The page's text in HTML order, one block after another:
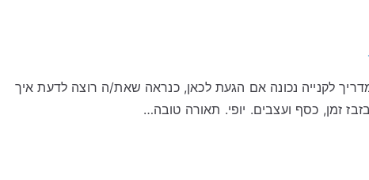
לקנייה נכונה אם הגעת לכאן, כנראה שאת/ה רוצה לדעת איך
זמן, כסף ועצבים. יופי. תאורה טובה…